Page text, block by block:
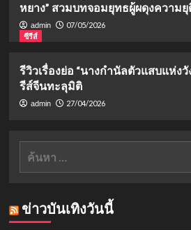
หยาง” สวมบทจอมยุทธผู้ผดุงความ
admin
07/05/2026
ซีรีส์
รีวิวเรื่องย่อ “นางกำนัลตัวแสบแห่ง
รีส์จีนทะลุมิติ
admin 27/04/2026
ค้นหา
ข่าวบันเทิงวันนี้